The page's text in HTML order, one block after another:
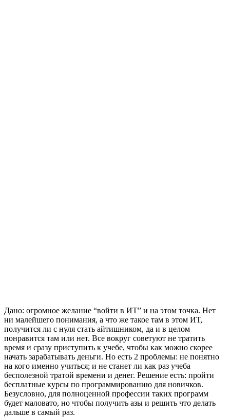
Дано: огромное желание “войти в ИТ” и на этом точка. Нет
ни малейшего понимания, а что же такое там в этом ИТ,
получится ли с нуля стать айтишником, да и в целом
понравится там или нет. Все вокруг советуют не тратить
время и сразу приступить к учебе, чтобы как можно скорее
начать зарабатывать деньги. Но есть 2 проблемы: не понятно
на кого именно учиться; и не станет ли как раз учеба
бесполезной тратой времени и денег. Решение есть: пройти
бесплатные курсы по программированию для новичков.
Безусловно, для полноценной профессии таких программ
будет маловато, но чтобы получить азы и решить что делать
дальше в самый раз.